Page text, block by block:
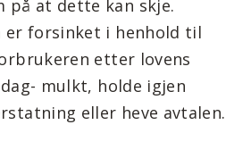
på at dette kan skje.
er forsinket i henhold til
etter lovens
mulkt, holde igjen
eller heve avtalen.